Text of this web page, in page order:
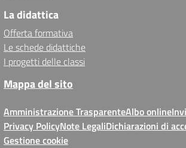
La didattica
Offerta formativa
Le schede didattiche
I progetti delle classi
Mappa del sito
Amministrazione TrasparenteAlbo online
Privacy PolicyNote LegaliDichiarazioni di
Gestione cookie